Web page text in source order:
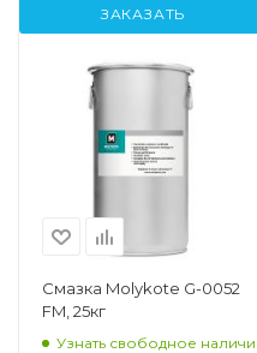
ЗАКАЗАТЬ
Смазка Molykote G-0052
FM, 25кг
Узнать свободное